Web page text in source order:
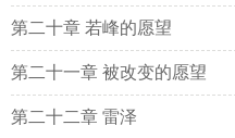
第二十章 若峰的愿望
第二十一章 被改变的愿望
第二十二章 雷泽